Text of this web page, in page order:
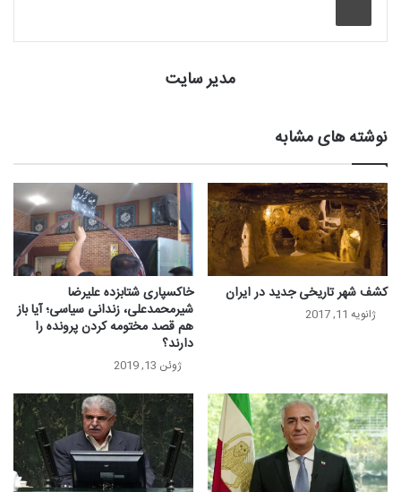
مدیر سایت
نوشته های مشابه
کشف شهر تاریخی جدید در ایران
ژانویه 11, 2017
خاکسپاری شتابزده علیرضا
شیرمحمدعلی، زندانی سیاسی؛ آیا باز
هم قصد مختومه کردن پرونده را
دارند؟
ژوئن 13, 2019